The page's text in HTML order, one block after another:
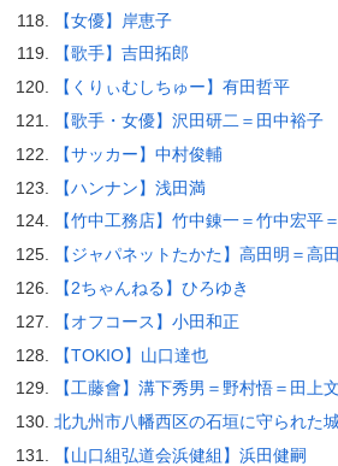
【女優】岸恵子
【歌手】吉田拓郎
【くりぃむしちゅー】有田哲平
【歌手・女優】沢田研二＝田中裕子
【サッカー】中村俊輔
【ハンナン】浅田満
【竹中工務店】竹中錬一＝竹中宏平
【ジャパネットたかた】高田明＝高
【2ちゃんねる】ひろゆき
【オフコース】小田和正
【TOKIO】山口達也
【工藤會】溝下秀男＝野村悟＝田上
北九州市八幡西区の石垣に守られた
【山口組弘道会浜健組】浜田健嗣